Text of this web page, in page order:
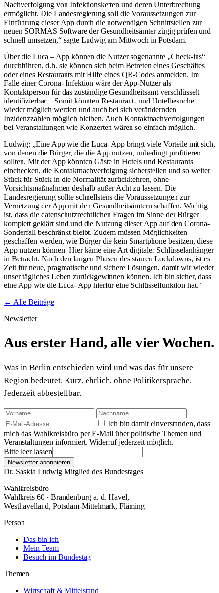
Nachverfolgung von Infektionsketten und deren Unterbrechung
ermöglicht. Die Landesregierung soll die Voraussetzungen zur
Einführung dieser App durch die notwendigen Schnittstellen zur
neuen SORMAS Software der Gesundheitsämter zügig prüfen und
schnell umsetzen,“ sagte Ludwig am Mittwoch in Potsdam.
Über die Luca – App können die Nutzer sogenannte „Check-ins“
durchführen, d.h. sie können sich beim Betreten eines Geschäftes
oder eines Restaurants mit Hilfe eines QR-Codes anmelden. Im
Falle einer Corona- Infektion wäre der App-Nutzer als
Kontaktperson für das zuständige Gesundheitsamt verschlüsselt
identifizierbar – Somit könnten Restaurant- und Hotelbesuche
wieder möglich werden und auch bei sich verändernden
Inzidenzzahlen möglich bleiben. Auch Kontaktnachverfolgungen
bei Veranstaltungen wie Konzerten wären so einfach möglich.
Ludwig: „Eine App wie die Luca- App bringt viele Vorteile mit sich,
von denen die Bürger, die die App nutzen, unbedingt profitieren
sollten. Mit der App könnten Gäste in Hotels und Restaurants
einchecken, die Kontaktnachverfolgung sicherstellen und so weiter
Stück für Stück in die Normalität zurückkehren, ohne
Vorsichtsmaßnahmen deshalb außer Acht zu lassen. Die
Landesregierung sollte schnellstens die Voraussetzungen zur
Vernetzung der App mit den Gesundheitsämtern schaffen. Wichtig
ist, dass die datenschutzrechtlichen Fragen im Sinne der Bürger
komplett geklärt sind und die Nutzung dieser App auf den Corona-
Sonderfall beschränkt bleibt. Zudem müssen Möglichkeiten
geschaffen werden, wie Bürger die kein Smartphone besitzen, diese
App nutzen können. Hier käme eine Art digitaler Schlüsselanhänger
in Betracht. Nach den langen Phasen des starren Lockdowns, ist es
Zeit für neue, pragmatische und sichere Lösungen, damit wir wieder
unser tägliches Leben zurückgewinnen können. Ich bin sicher, dass
eine App wie die Luca- App hierfür eine Schlüsselfunktion hat.“
← Alle Beiträge
Newsletter
Aus erster Hand, alle vier Wochen.
Was in Berlin entschieden wird und was das für unsere
Region bedeutet. Kurz, ehrlich, ohne Politikersprache.
Jederzeit abbestellbar.
Ich bin damit einverstanden, dass
mich das Wahlkreisbüro per E-Mail über politische Themen und
Veranstaltungen informiert. Widerruf jederzeit möglich.
Bitte leer lassen
Newsletter abonnieren
Dr. Saskia Ludwig Mitglied des Bundestages
Wahlkreisbüro
Wahlkreis 60 · Brandenburg a. d. Havel,
Westhavelland, Potsdam-Mittelmark, Fläming
Person
Das bin ich
Mein Team
Besuch im Bundestag
Themen
Wirtschaft & Mittelstand